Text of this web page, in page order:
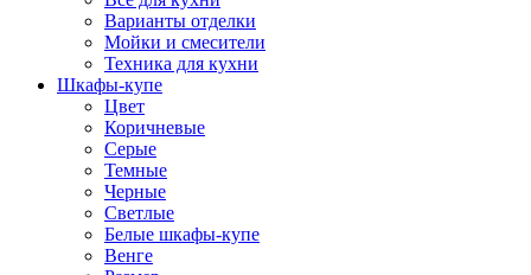
Варианты отделки
Мойки и смесители
Техника для кухни
Шкафы-купе
Цвет
Коричневые
Серые
Темные
Черные
Светлые
Белые шкафы-купе
Венге